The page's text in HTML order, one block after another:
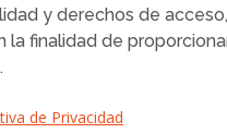
y derechos de
la finalidad de
de Privacidad